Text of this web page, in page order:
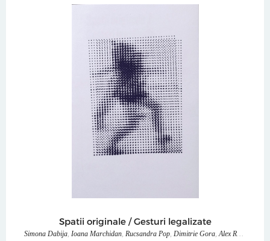
Spatii originale / Gesturi legalizate
Simona Dabija, Ioana Marchidan, Rucsandra Pop, Dimitrie Gora,Alex Radu